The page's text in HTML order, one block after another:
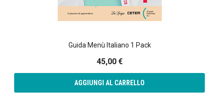
Guida Menù Italiano 1 Pack
45,00 €
AGGIUNGI AL CARRELLO